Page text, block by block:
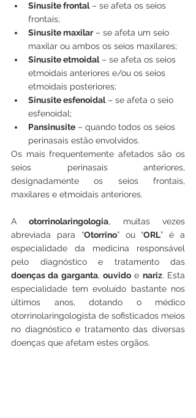
Sinusite frontal – se afeta os seios
frontais;
Sinusite maxilar – se afeta um seio
maxilar ou ambos os seios maxilares;
Sinusite etmoidal – se afeta os seios
etmoidais anteriores e/ou os seios
etmoidais posteriores;
Sinusite esfenoidal – se afeta o seio
esfenoidal;
Pansinusite – quando todos os seios
perinasais estão envolvidos.
Os mais frequentemente afetados são os
seios perinasais anteriores,
designadamente os seios frontais,
maxilares e etmoidais anteriores.
A otorrinolaringologia, muitas vezes
abreviada para “Otorrino” ou “ORL” é a
especialidade da medicina responsável
doenças da garganta, ouvido e nariz. Esta
especialidade tem evoluído bastante nos
últimos anos, dotando o médico
otorrinolaringologista de sofisticados meios
no diagnóstico e tratamento das diversas
doenças que afetam estes orgãos.